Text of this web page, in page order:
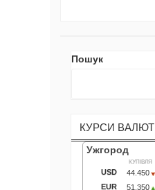
Пошук
КУРСИ ВАЛЮТ